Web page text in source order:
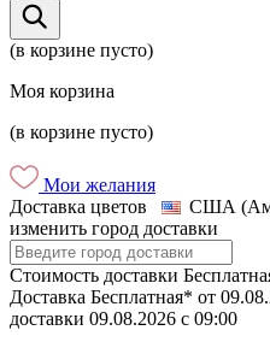
(в корзине пусто)
Моя корзина
(в корзине пусто)
Мои желания
Доставка цветов
США
изменить город доставки
Стоимость доставки
Доставка Бесплатная* от
доставки 09.08.2026 c 09:00